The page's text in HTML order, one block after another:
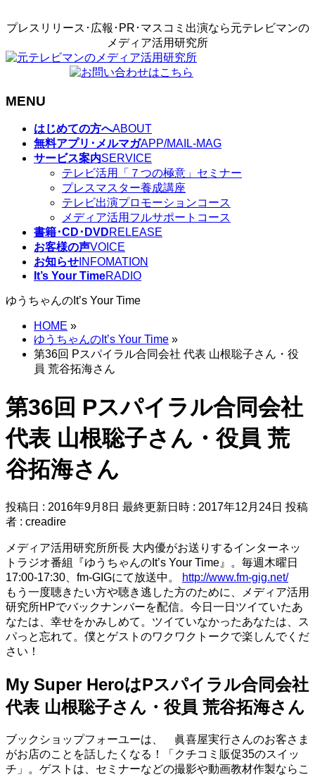
プレスリリース･広報･PR･マスコミ出演なら元テレビマンの
メディア活用研究所
MENU
はじめての方へABOUT
無料アプリ･メルマガAPP/MAIL-MAG
サービス案内SERVICE
テレビ活用「７つの極意」セミナー
プレスマスター養成講座
テレビ出演プロモーションコース
メディア活用フルサポートコース
書籍･CD･DVDRELEASE
お客様の声VOICE
お知らせ INFOMATION
It’s Your TimeRADIO
ゆうちゃんのIt’s Your Time
HOME »
ゆうちゃんのIt’s Your Time »
第36回 Pスパイラル合同会社 代表 山根聡子さん・役
員 荒谷拓海さん
第36回 Pスパイラル合同会社
代表 山根聡子さん・役員 荒
谷拓海さん
投稿日 : 2016年9月8日 最終更新日時 : 2017年12月24日 投稿
者 : creadire
メディア活用研究所所長 大内優がお送りするインターネッ
トラジオ番組『ゆうちゃんのIt’s Your Time』。毎週木曜日
17:00-17:30、fm-GIGにて放送中。
http://www.fm-gig.net/
もう一度聴きたい方や聴き逃した方のために、メディア活用
研究所HPでバックナンバーを配信。今日一日ツイていたあ
なたは、幸せをかみしめて。ツイていなかったあなたは、ス
パっと忘れて。僕とゲストのワクワクトークで楽しんでくだ
さい！
My Super HeroはPスパイラル合同会社
代表 山根聡子さん・役員 荒谷拓海さん
ブックショップフォーユーは、 眞喜屋実行さんのお客さま
がお店のことを話したくなる！「クチコミ販促35のスイッ
チ」。ゲストは、セミナーなどの撮影や動画教材作製ならこ